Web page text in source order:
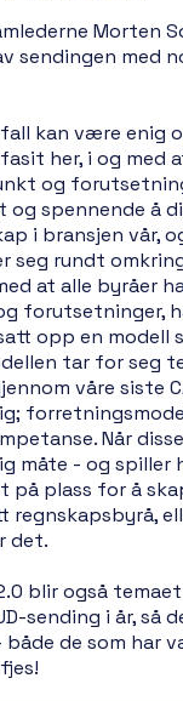
Morten
sendingen med
kan være enig
her, i og med
og
spennende å
i bransjen vår,
seg rundt
at alle byråer
forutsetninger,
opp en modell
tar for seg
våre siste
Når
måte - og spiller
på plass for å
det.
blir også
sending i år, så
både de som